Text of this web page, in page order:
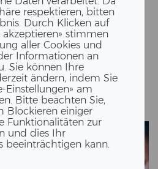
respektieren, bitten
Durch Klicken auf
stimmen
aller Cookies und
Informationen an
Sie können Ihre
ändern, indem Sie
Einstellungen» am
Bitte beachten Sie,
Blockieren einiger
Funktionalitäten zur
und dies Ihr
beeinträchtigen kann.